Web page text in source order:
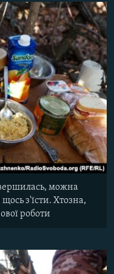
можна
з'їсти. Хтозна,
роботи